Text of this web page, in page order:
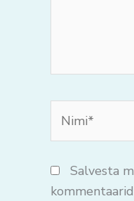
Salvesta